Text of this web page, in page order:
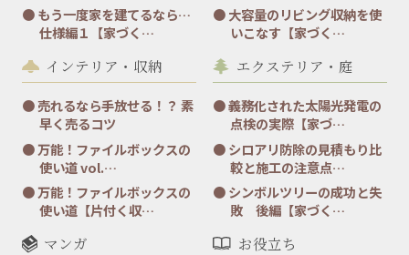
もう一度家を建てるなら…
仕様編１【家づく…
大容量のリビング収納を使
いこなす【家づく…
インテリア・収納
売れるなら手放せる！？ 素
早く売るコツ
万能！ファイルボックスの
使い道 vol.…
万能！ファイルボックスの
使い道【片付く収…
エクステリア・庭
義務化された太陽光発電の
点検の実際【家づ…
シロアリ防除の見積もり比
較と施工の注意点…
シンボルツリーの成功と失
敗 後編【家づく…
マンガ お役立ち